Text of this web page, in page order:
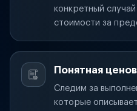
конкретный
стоимости за
Понятная
Следим за
которые